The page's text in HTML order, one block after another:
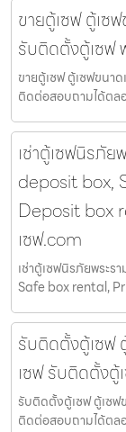
ขายตู้เซฟ ตู้เซ
รับติดตั้งตู้เซฟ
ขายตู้เซฟ ตู้เซฟขนา
ติดต่อสอบถามได้ตล
เช่าตู้เซฟนิรภั
deposit box,
Deposit box
เซฟ.com
เช่าตู้เซฟนิรภัยพระ
Safe box rental,
รับติดตั้งตู้เซฟ
เซฟ รับติดตั้ง
รับติดตั้งตู้เซฟ ตู้เซฟ
ติดต่อสอบถามได้ตล